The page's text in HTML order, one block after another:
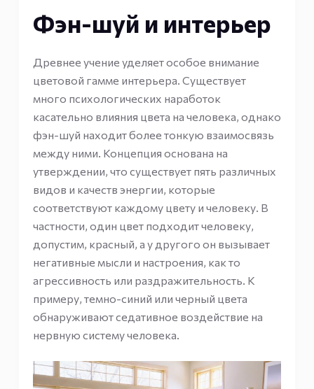
Фэн-шуй и интерьер
Древнее учение уделяет особое внимание
цветовой гамме интерьера. Существует
много психологических наработок
касательно влияния цвета на человека, однако
фэн-шуй находит более тонкую взаимосвязь
между ними. Концепция основана на
утверждении, что существует пять различных
видов и качеств энергии, которые
соответствуют каждому цвету и человеку. В
частности, один цвет подходит человеку,
допустим, красный, а у другого он вызывает
негативные мысли и настроения, как то
агрессивность или раздражительность. К
примеру, темно-синий или черный цвета
обнаруживают седативное воздействие на
нервную систему человека.